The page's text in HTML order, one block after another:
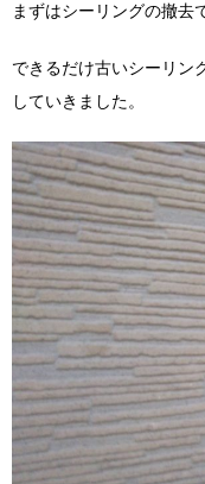
まずはシーリングの撤去
できるだけ古いシーリン
していきました。